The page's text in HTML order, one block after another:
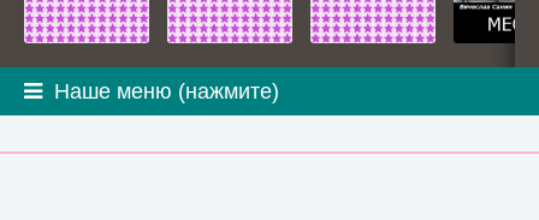
Наше меню (нажмите)